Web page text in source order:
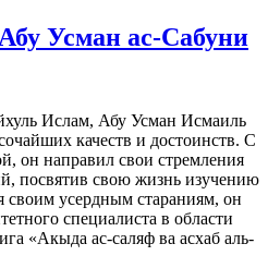
Усман ас-Сабуни
Ислам, Абу Усман Исмаиль
качеств и достоинств. С
он направил свои стремления
посвятив свою жизнь изучению
своим усердным стараниям, он
специалиста в области
«Акыда ас-саляф ва асхаб аль-